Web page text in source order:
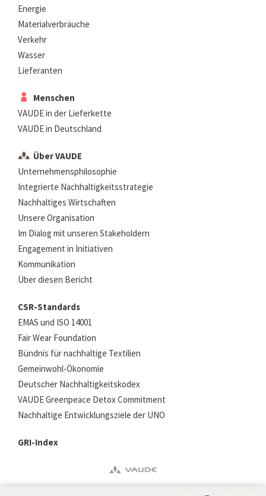
Energie
Materialverbräuche
Verkehr
Wasser
Lieferanten
Menschen
VAUDE in der Lieferkette
VAUDE in Deutschland
Über VAUDE
Unternehmensphilosophie
Integrierte Nachhaltigkeitsstrategie
Nachhaltiges Wirtschaften
Unsere Organisation
Im Dialog mit unseren Stakeholdern
Engagement in Initiativen
Kommunikation
Über diesen Bericht
CSR-Standards
EMAS und ISO 14001
Fair Wear Foundation
Bündnis für nachhaltige Textilien
Gemeinwohl-Ökonomie
Deutscher Nachhaltigkeitskodex
VAUDE Greenpeace Detox Commitment
Nachhaltige Entwicklungsziele der UNO
GRI-Index